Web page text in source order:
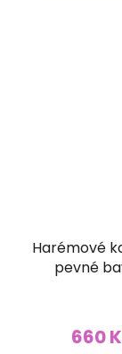
Harémové
pevné
660